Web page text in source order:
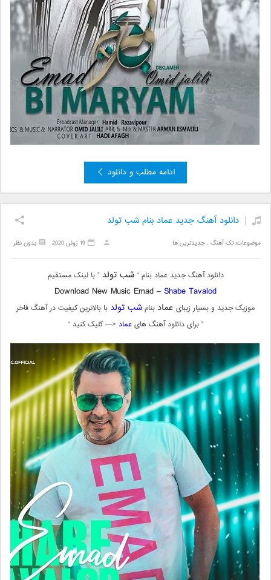
ادامه مطلب و دانلود
دانلود آهنگ جدید عماد بنام شب تولد
موضوعات:تک آهنگ ,جدیدترین ها بدون نظر 19 ژوئن 2020
دانلود آهنگ جدید عماد بنام “شب تولد ” با لینک مستقیم
Download New Music Emad –Shabe Tavalod
موزیک جدید و بسیار زیبای عماد بنامشب تولد با بالاترین کیفیت در آهنگ فاخر
” برای دانلود آهنگ هایعماد <— کلیک کنید “